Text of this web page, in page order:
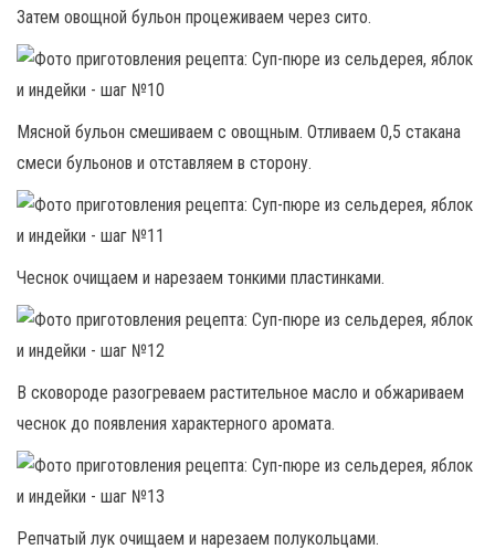
Затем овощной бульон процеживаем через сито.
Мясной бульон смешиваем с овощным. Отливаем 0,5 стакана
смеси бульонов и отставляем в сторону.
Чеснок очищаем и нарезаем тонкими пластинками.
В сковороде разогреваем растительное масло и обжариваем
чеснок до появления характерного аромата.
Репчатый лук очищаем и нарезаем полукольцами.